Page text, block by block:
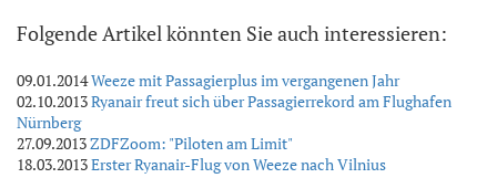
Folgende Artikel könnten Sie auch interessieren:
09.01.2014Weeze mit Passagierplus im vergangenen Jahr
02.10.2013Ryanair freut sich über Passagierrekord am Flughafen
Nürnberg
27.09.2013ZDFZoom: "Piloten am Limit"
18.03.2013Erster Ryanair-Flug von Weeze nach Vilnius